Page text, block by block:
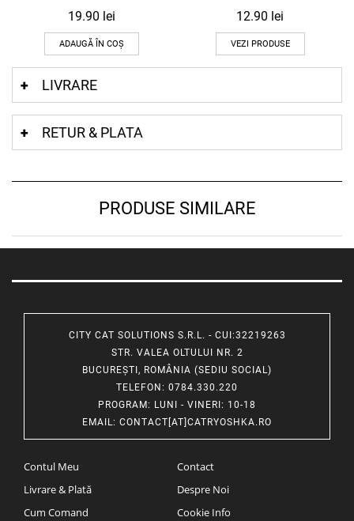
19.90 lei
ADAUGĂ ÎN COȘ
12.90 lei
VEZI PRODUSE
LIVRARE
RETUR & PLATA
PRODUSE SIMILARE
CITY CAT SOLUTIONS S.R.L. - CUI:32219263
STR. VALEA OLTULUI NR. 2
BUCUREȘTI, ROMÂNIA (SEDIU SOCIAL)
TELEFON : 0784.330.220
PROGRAM: LUNI - VINERI: 10-18
EMAIL: CONTACT[AT]CATRYOSHKA.RO
Contul Meu
Livrare & Plată
Cum Comand
Contact
Despre Noi
Cookie Info